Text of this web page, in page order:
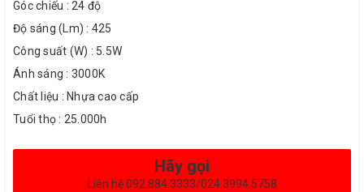
Góc chiếu : 24 độ
Độ sáng (Lm) : 425
Công suất (W) : 5.5W
Ánh sáng : 3000K
Chất liệu : Nhựa cao cấp
Tuổi thọ : 25.000h
Hãy gọi
Liên hệ 092.884.3333/024.3994.5758